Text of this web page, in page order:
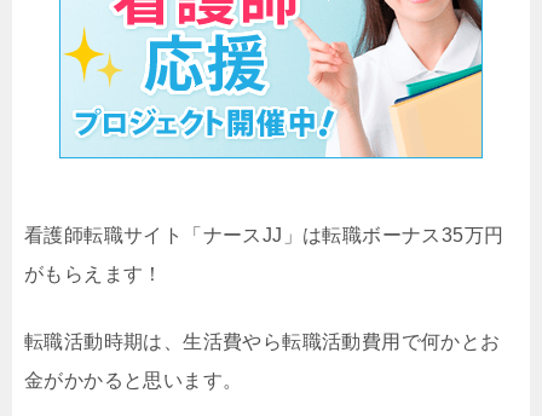
看護師転職サイト「ナースJJ」は転職ボーナス35万円
がもらえます！
転職活動時期は、生活費やら転職活動費用で何かとお
金がかかると思います。